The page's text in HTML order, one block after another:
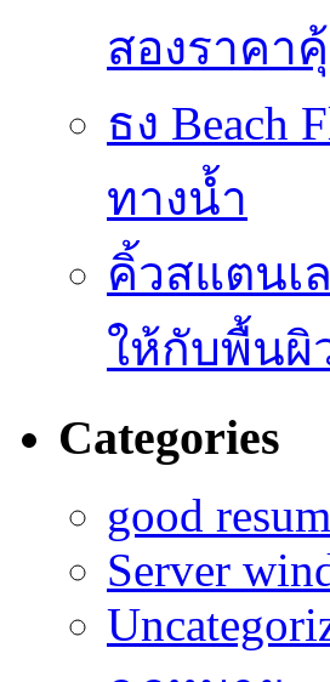
สองราคา
ธง
ทางน้ำ
คิ้วสแตนเ
ให้กับพื้นผิ
Categories
good
Server